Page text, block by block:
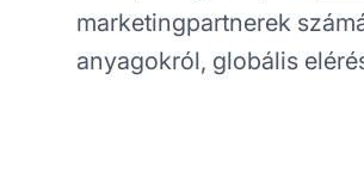
marketingpartnerek
anyagokról, globális